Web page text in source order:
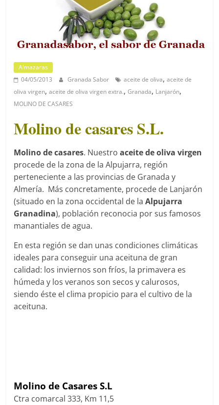
Almazaras
04/05/2013
Granada Sabor aceite de oliva,aceite de
oliva virgen,aceite de oliva virgen extra.,Granada, Lanjarón,
MOLINO DE CASARES
Molino de casares S.L.
Molino de casares. Nuestroaceite de oliva virgen
procede de la zona de la Alpujarra, región
perteneciente a las provincias de Granada y
Almería. Más concretamente, procede de Lanjarón
(situado en la zona occidental de laAlpujarra
Granadina), población reconocia por sus famosos
manantiales de agua.
En esta región se dan unas condiciones climáticas
ideales para conseguir una aceituna de gran
calidad: los inviernos son fríos, la primavera es
húmeda y los veranos son secos y calurosos,
siendo éste el clima propicio para el cultivo de la
aceituna.
Molino de Casares S.L
Ctra comarcal 333, Km 11,5